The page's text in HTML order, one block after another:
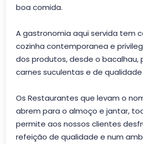
boa comida.
A gastronomia aqui servida tem
cozinha contemporanea e
dos produtos, desde o bacalhau,
carnes suculentas e de qualidade
Os Restaurantes que levam o
abrem para o almoço e jantar,
permite aos nossos clientes
refeição de qualidade e num